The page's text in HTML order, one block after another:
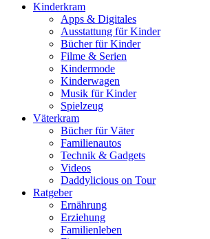
Kinderkram
Apps & Digitales
Ausstattung für Kinder
Bücher für Kinder
Filme & Serien
Kindermode
Kinderwagen
Musik für Kinder
Spielzeug
Väterkram
Bücher für Väter
Familienautos
Technik & Gadgets
Videos
Daddylicious on Tour
Ratgeber
Ernährung
Erziehung
Familienleben